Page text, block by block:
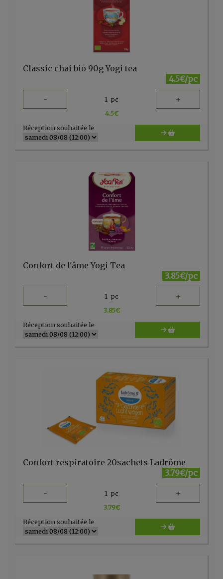
Classic chai bio 90g Yogi tea
4.5€/pc
- 1 pc +
4.5€
Réception souhaitée le
Confort de l'âme Yogi Tea
3.85€/pc
- 1 pc +
3.85€
Réception souhaitée le
Confort respiratoire 20sachets Ladrôme
3.79€/pc
- 1 pc +
3.79€
Réception souhaitée le